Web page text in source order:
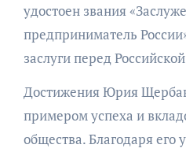
удостоен звания
предприниматель
заслуги перед
Достижения Юрия
примером успеха и
общества. Благодаря его